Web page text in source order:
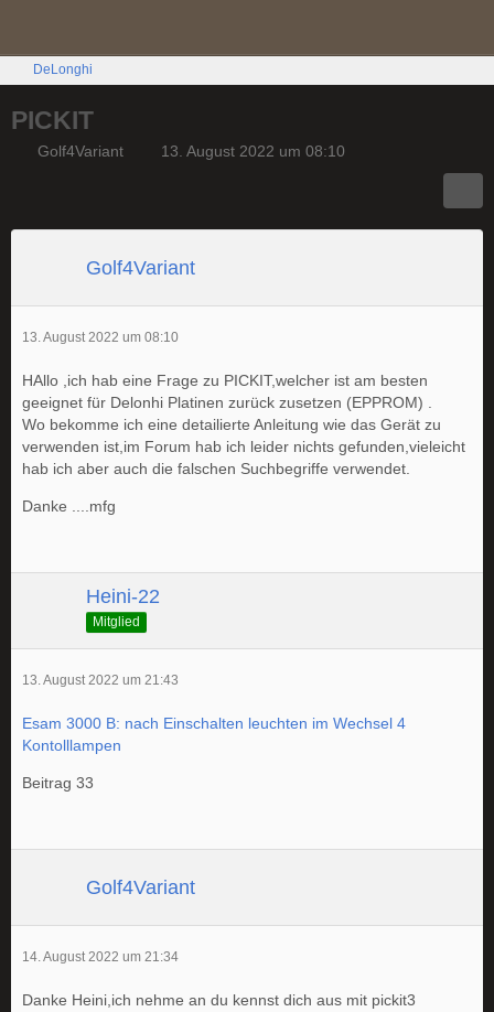
DeLonghi
PICKIT
Golf4Variant 13. August 2022 um 08:10
Golf4Variant
13. August 2022 um 08:10
HAllo ,ich hab eine Frage zu PICKIT,welcher ist am besten
geeignet für Delonhi Platinen zurück zusetzen (EPPROM) .
Wo bekomme ich eine detailierte Anleitung wie das Gerät zu
verwenden ist,im Forum hab ich leider nichts gefunden,vieleicht
hab ich aber auch die falschen Suchbegriffe verwendet.
Danke ....mfg
Heini-22
Mitglied
13. August 2022 um 21:43
Esam 3000 B: nach Einschalten leuchten im Wechsel 4
Kontolllampen
Beitrag 33
Golf4Variant
14. August 2022 um 21:34
Danke Heini,ich nehme an du kennst dich aus mit pickit3